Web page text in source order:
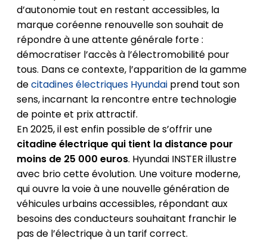
d’autonomie tout en restant accessibles, la
marque coréenne renouvelle son souhait de
répondre à une attente générale forte :
démocratiser l’accès à l’électromobilité pour
tous. Dans ce contexte, l’apparition de la gamme
decitadines électriques Hyundaiprend tout son
sens, incarnant la rencontre entre technologie
de pointe et prix attractif.
En 2025, il est enfin possible de s’offrir une
citadine électrique qui tient la distance pour
moins de 25 000 euros. Hyundai INSTER illustre
avec brio cette évolution. Une voiture moderne,
qui ouvre la voie à une nouvelle génération de
véhicules urbains accessibles, répondant aux
besoins des conducteurs souhaitant franchir le
pas de l’électrique à un tarif correct.